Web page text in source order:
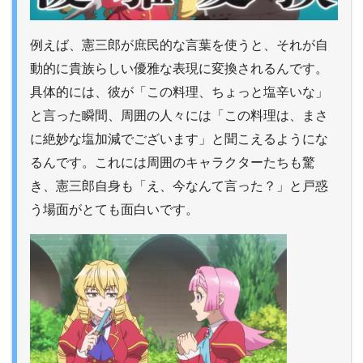
例えば、憲三郎が庶民的な言葉を使うと、それが自
動的に貴族らしい優雅な表現に変換されるんです。
具体的には、彼が「この料理、ちょっと塩辛いな」
と言った瞬間、周囲の人々には「この料理は、まさ
に絶妙な塩加減でございます」と聞こえるようにな
るんです。これには周囲のキャラクターたちも驚
き、憲三郎自身も「え、今なんて言った？」と戸惑
う場面がとても面白いです。